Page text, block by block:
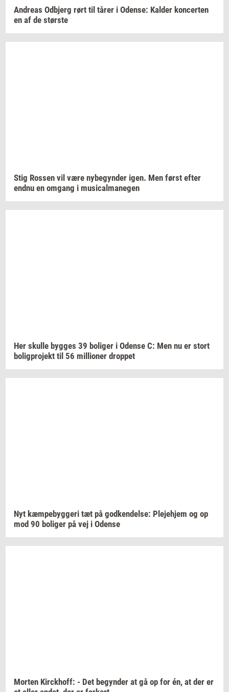
An­dreas Od­b­jerg rørt til tårer i Oden­se: Kal­der kon­cer­ten
en af de stør­ste
Stig Ros­sen vil være ny­be­gyn­der igen. Men først efter
endnu en om­gang i mu­si­cal­ma­ne­gen
Her skul­le byg­ges 39 bo­li­ger i Oden­se C: Men nu er stort
bo­lig­pro­jekt til 56 mil­li­o­ner drop­pet
Nyt kæm­pe­byg­ge­ri tæt på god­ken­del­se: Ple­je­hjem og op
mod 90 bo­li­ger på vej i Oden­se
Mor­ten Kirck­hoff: - Det be­gyn­der at gå op for én, at der er